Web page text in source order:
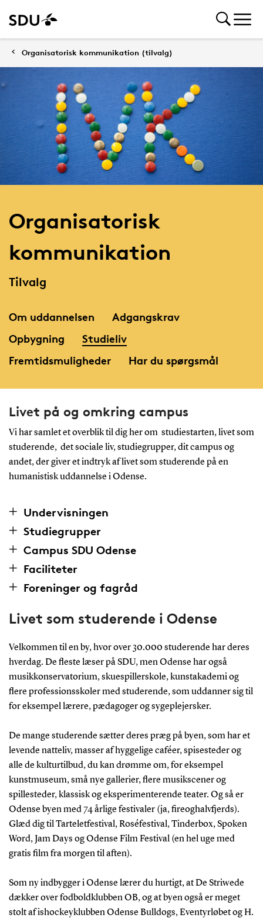
Organisatorisk kommunikation (tilvalg)
Organisatorisk
kommunikation
Tilvalg
Om uddannelsen
Adgangskrav
Opbygning
Studieliv
Fremtidsmuligheder
Har du spørgsmål
Livet på og omkring campus
Vi har samlet et overblik til dig her om studiestarten, livet som
studerende, det sociale liv, studiegrupper, dit campus og
andet, der giver et indtryk af livet som studerende på en
humanistisk uddannelse i Odense.
Undervisningen
Studiegrupper
Campus SDU Odense
Faciliteter
Foreninger og fagråd
Livet som studerende i Odense
Velkommen til en by, hvor over 30.000 studerende har deres
hverdag. De fleste læser på SDU, men Odense har også
musikkonservatorium, skuespillerskole, kunstakademi og
flere professionsskoler med studerende, som uddanner sig til
for eksempel lærere, pædagoger og sygeplejersker.
De mange studerende sætter deres præg på byen, som har et
levende natteliv, masser af hyggelige caféer, spisesteder og
alle de kulturtilbud, du kan drømme om, for eksempel
kunstmuseum, små nye gallerier, flere musikscener og
spillesteder, klassisk og eksperimenterende teater. Og så er
Odense byen med 74 årlige festivaler (ja, fireoghalvfjerds).
Glæd dig til Tarteletfestival, Roséfestival, Tinderbox, Spoken
Word, Jam Days og Odense Film Festival (en hel uge med
gratis film fra morgen til aften).
Som ny indbygger i Odense lærer du hurtigt, at De Striwede
dækker over fodboldklubben OB, og at byen også er meget
stolt af ishockeyklubben Odense Bulldogs, Eventyrløbet og H.